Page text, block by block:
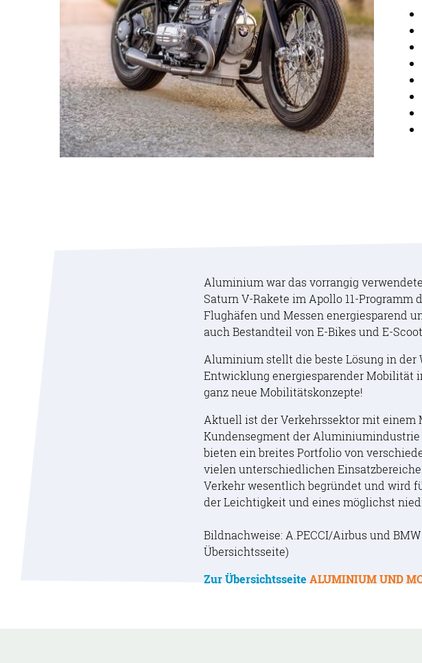
Aluminium war das vorrangig
Saturn V-Rakete im Apollo 11-Programm
Flughäfen und Messen energiesparend
auch Bestandteil von E-Bikes und E-
Aluminium stellt die beste Lösung in
Entwicklung energiesparender Mobilität
ganz neue Mobilitätskonzepte!
Aktuell ist der Verkehrssektor mit einem
Kundensegment der
bieten ein breites Portfolio von
vielen unterschiedlichen
Verkehr wesentlich begründet und wird
der Leichtigkeit und eines möglichst
Bildnachweise: A.PECCI/Airbus und
Übersichtsseite)
Zur Übersichtsseite ALUMINIUM UND